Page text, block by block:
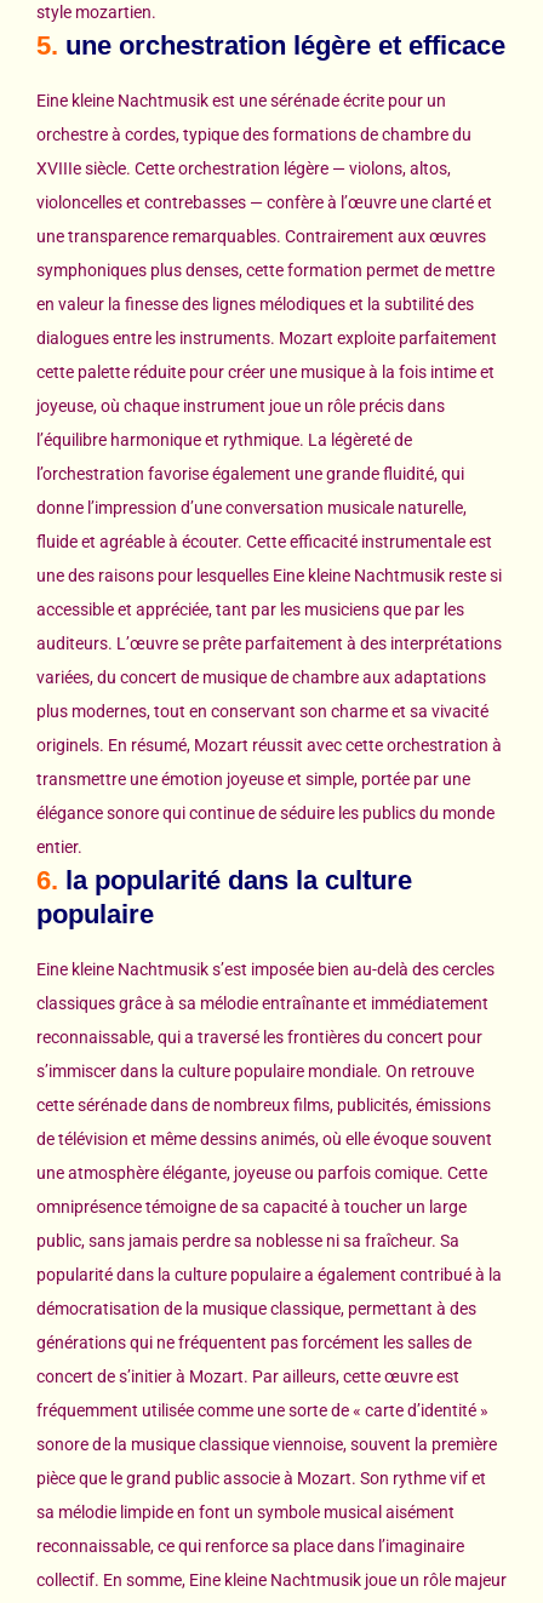
style mozartien.
5. une orchestration légère et efficace
Eine kleine Nachtmusik est une sérénade écrite pour un
orchestre à cordes, typique des formations de chambre du
XVIIIe siècle. Cette orchestration légère — violons, altos,
violoncelles et contrebasses — confère à l’œuvre une clarté et
une transparence remarquables. Contrairement aux œuvres
symphoniques plus denses, cette formation permet de mettre
en valeur la finesse des lignes mélodiques et la subtilité des
dialogues entre les instruments. Mozart exploite parfaitement
cette palette réduite pour créer une musique à la fois intime et
joyeuse, où chaque instrument joue un rôle précis dans
l’équilibre harmonique et rythmique. La légèreté de
l’orchestration favorise également une grande fluidité, qui
donne l’impression d’une conversation musicale naturelle,
fluide et agréable à écouter. Cette efficacité instrumentale est
une des raisons pour lesquelles Eine kleine Nachtmusik reste si
accessible et appréciée, tant par les musiciens que par les
auditeurs. L’œuvre se prête parfaitement à des interprétations
variées, du concert de musique de chambre aux adaptations
plus modernes, tout en conservant son charme et sa vivacité
originels. En résumé, Mozart réussit avec cette orchestration à
transmettre une émotion joyeuse et simple, portée par une
élégance sonore qui continue de séduire les publics du monde
entier.
6. la popularité dans la culture
populaire
Eine kleine Nachtmusik s’est imposée bien au-delà des cercles
classiques grâce à sa mélodie entraînante et immédiatement
reconnaissable, qui a traversé les frontières du concert pour
s’immiscer dans la culture populaire mondiale. On retrouve
cette sérénade dans de nombreux films, publicités, émissions
de télévision et même dessins animés, où elle évoque souvent
une atmosphère élégante, joyeuse ou parfois comique. Cette
omniprésence témoigne de sa capacité à toucher un large
public, sans jamais perdre sa noblesse ni sa fraîcheur. Sa
popularité dans la culture populaire a également contribué à la
démocratisation de la musique classique, permettant à des
générations qui ne fréquentent pas forcément les salles de
concert de s’initier à Mozart. Par ailleurs, cette œuvre est
fréquemment utilisée comme une sorte de « carte d’identité »
sonore de la musique classique viennoise, souvent la première
pièce que le grand public associe à Mozart. Son rythme vif et
sa mélodie limpide en font un symbole musical aisément
reconnaissable, ce qui renforce sa place dans l’imaginaire
collectif. En somme, Eine kleine Nachtmusik joue un rôle majeur